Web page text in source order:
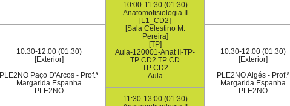
10:00-11:30 (01:30)
Anatomofisiologia II
[L1_CD2]
[Sala Celestino M.
Pereira]
[TP]
Aula-120001-Anat II-TP-
TP CD2 TP CD
TP CD2
Aula
10:30-12:00 (01:30)
[Exterior]
PLE2NO Paço D'Arcos - Prof.ª
Margarida Espanha
PLE2NO
10:30-12:00 (01:30)
[Exterior]
PLE2NO Algés - Prof.ª
Margarida Espanha
PLE2NO
11:30-13:00 (01:30)